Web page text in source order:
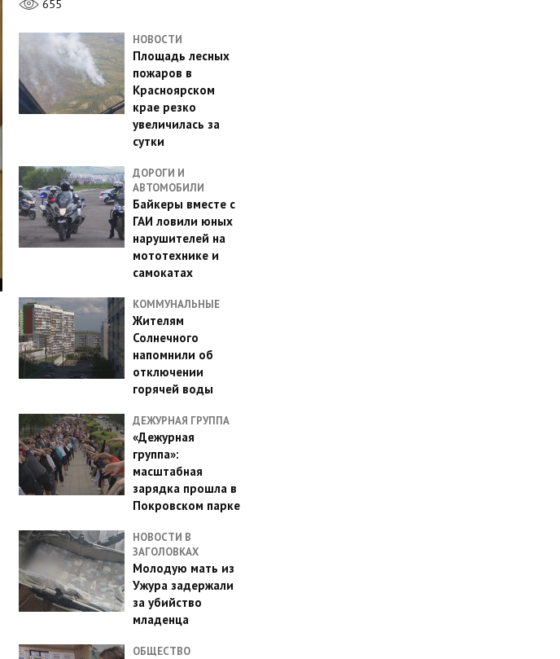
655
НОВОСТИ
Площадь лесных
пожаров в
Красноярском
крае резко
увеличилась за
сутки
ДОРОГИ И
АВТОМОБИЛИ
Байкеры вместе с
ГАИ ловили юных
нарушителей на
мототехнике и
самокатах
КОММУНАЛЬНЫЕ
Жителям
Солнечного
напомнили об
отключении
горячей воды
ДЕЖУРНАЯ ГРУППА
«Дежурная
группа»:
масштабная
зарядка прошла в
Покровском парке
НОВОСТИ В
ЗАГОЛОВКАХ
Молодую мать из
Ужура задержали
за убийство
младенца
ОБЩЕСТВО